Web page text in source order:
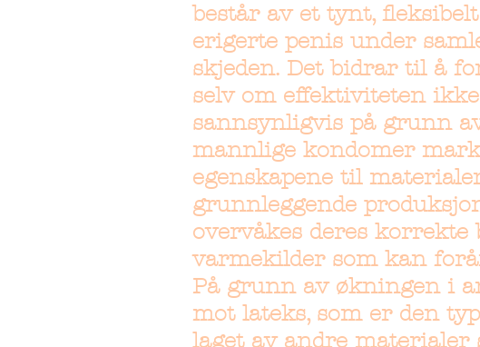
består av et tynt,
erigerte penis under
skjeden. Det bidrar til å
selv om effektiviteten
sannsynligvis på grunn
mannlige kondomer
egenskapene til
grunnleggende
overvåkes deres korrekte
varmekilder som kan
På grunn av økningen i
mot lateks, som er den
laget av andre materialer